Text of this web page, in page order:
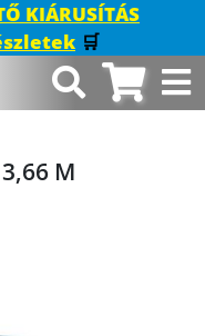
KIÁRUSÍTÁS
🛒
M